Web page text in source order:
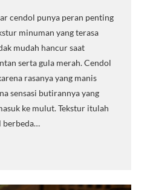
cendol punya peran penting
minuman yang terasa
mudah hancur saat
serta gula merah. Cendol
rasanya yang manis
sensasi butirannya yang
ke mulut. Tekstur itulah
berbeda…